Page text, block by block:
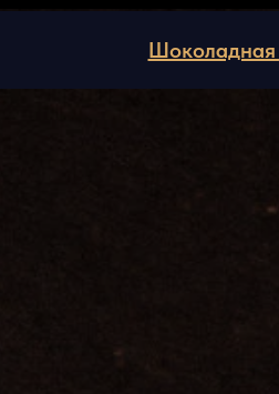
Шоколадная